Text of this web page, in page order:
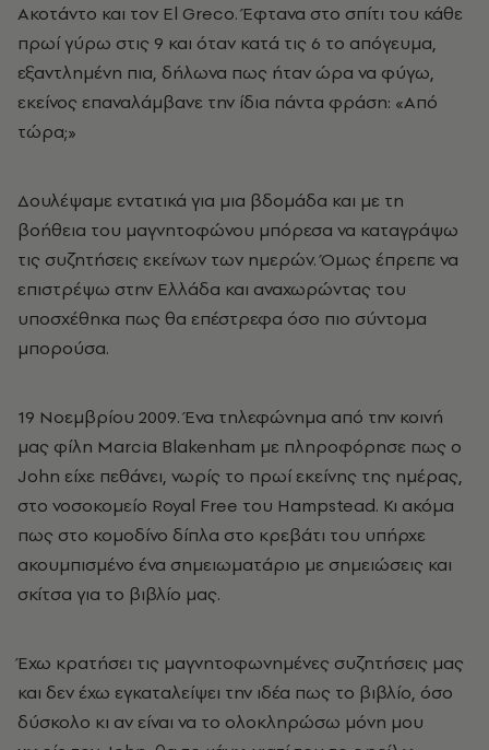
Ακοτάντο και τον El Greco. Έφτανα στο σπίτι του κάθε
πρωί γύρω στις 9 και όταν κατά τις 6 το απόγευμα,
εξαντλημένη πια, δήλωνα πως ήταν ώρα να φύγω,
εκείνος επαναλάμβανε την ίδια πάντα φράση: «Από
τώρα;»
Δουλέψαμε εντατικά για μια βδομάδα και με τη
βοήθεια του μαγνητοφώνου μπόρεσα να καταγράψω
τις συζητήσεις εκείνων των ημερών. Όμως έπρεπε να
επιστρέψω στην Ελλάδα και αναχωρώντας του
υποσχέθηκα πως θα επέστρεφα όσο πιο σύντομα
μπορούσα.
19 Νοεμβρίου 2009. Ένα τηλεφώνημα από την κοινή
μας φίλη Marcia Blakenham με πληροφόρησε πως ο
John είχε πεθάνει, νωρίς το πρωί εκείνης της ημέρας,
στο νοσοκομείο Royal Free του Hampstead. Κι ακόμα
πως στο κομοδίνο δίπλα στο κρεβάτι του υπήρχε
ακουμπισμένο ένα σημειωματάριο με σημειώσεις και
σκίτσα για το βιβλίο μας.
Έχω κρατήσει τις μαγνητοφωνημένες συζητήσεις μας
και δεν έχω εγκαταλείψει την ιδέα πως το βιβλίο, όσο
δύσκολο κι αν είναι να το ολοκληρώσω μόνη μου